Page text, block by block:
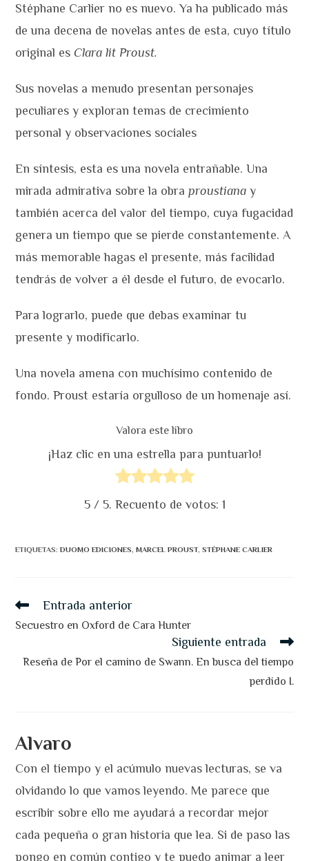
Stéphane Carlier no es nuevo. Ya ha publicado más
de una decena de novelas antes de esta, cuyo título
original esClara lit Proust.
Sus novelas a menudo presentan personajes
peculiares y exploran temas de crecimiento
personal y observaciones sociales
En síntesis, esta es una novela entrañable. Una
mirada admirativa sobre la obraproustiana y
también acerca del valor del tiempo, cuya fugacidad
genera un tiempo que se pierde constantemente. A
más memorable hagas el presente, más facilidad
tendrás de volver a él desde el futuro, de evocarlo.
Para lograrlo, puede que debas examinar tu
presente y modificarlo.
Una novela amena con muchísimo contenido de
fondo. Proust estaría orgulloso de un homenaje así.
Valora este libro
¡Haz clic en una estrella para puntuarlo!
5/ 5. Recuento de votos: 1
ETIQUETAS:DUOMO EDICIONES, MARCEL PROUST, STÉPHANE CARLIER
Leer
más
artículos
Entrada anterior
Secuestro en Oxford de Cara Hunter
Siguiente entrada
Reseña de Por el camino de Swann. En busca del tiempo
perdido I.
Alvaro
Con el tiempo y el acúmulo nuevas lecturas, se va
olvidando lo que vamos leyendo. Me parece que
escribir sobre ello me ayudará a recordar mejor
cada pequeña o gran historia que lea. Si de paso las
pongo en común contigo y te puedo animar a leer